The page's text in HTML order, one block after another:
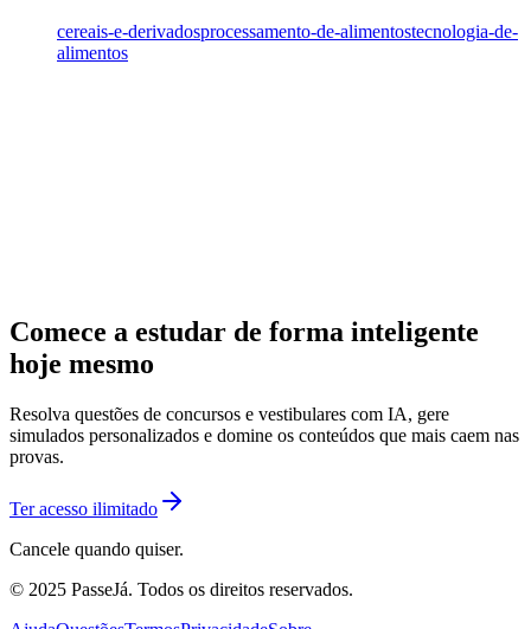
cereais-e-derivadosprocessamento-de-alimentostecnologia-de-
alimentos
Comece a estudar de forma inteligente
hoje mesmo
Resolva questões de concursos e vestibulares com IA, gere
simulados personalizados e domine os conteúdos que mais caem nas
provas.
Ter acesso ilimitado
Cancele quando quiser.
© 2025 PasseJá. Todos os direitos reservados.